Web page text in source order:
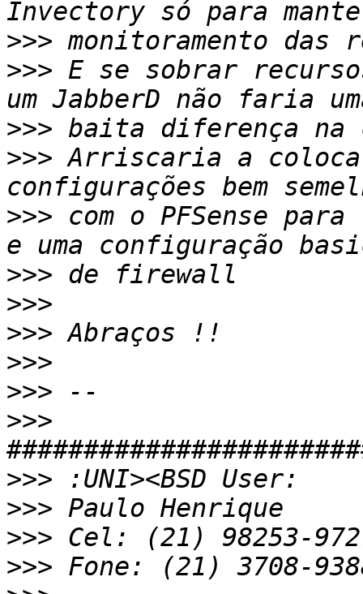
>>>
>>> E se sobrar
>>>
>>> Arriscaria a
>>> com o PFSense
>>>
>>>
>>>
>>>
>>>
>>>
>>>
>>>
>>>
>>>